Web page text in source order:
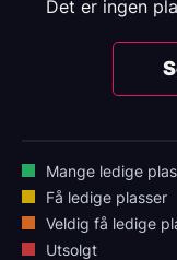
Det er ingen
Mange ledige
Få ledige plasser
Veldig få ledige
Utsolgt